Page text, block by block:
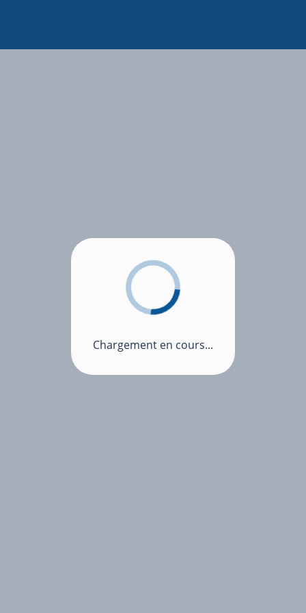
Chargement en cours...